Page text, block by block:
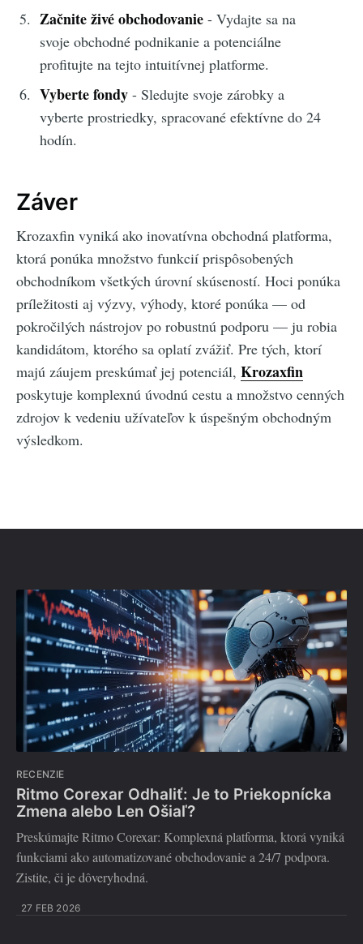
Začnite živé obchodovanie- Vydajte sa na
svoje obchodné podnikanie a potenciálne
profitujte na tejto intuitívnej platforme.
Vyberte fondy- Sledujte svoje zárobky a
vyberte prostriedky, spracované efektívne do 24
hodín.
Záver
Krozaxfin vyniká ako inovatívna obchodná platforma,
ktorá ponúka množstvo funkcií prispôsobených
obchodníkom všetkých úrovní skúseností. Hoci ponúka
príležitosti aj výzvy, výhody, ktoré ponúka — od
pokročilých nástrojov po robustnú podporu — ju robia
kandidátom, ktorého sa oplatí zvážiť. Pre tých, ktorí
majú záujem preskúmať jej potenciál, Krozaxfin
poskytuje komplexnú úvodnú cestu a množstvo cenných
zdrojov k vedeniu užívateľov k úspešným obchodným
výsledkom.
RECENZIE
Ritmo Corexar Odhaliť: Je to Priekopnícka
Zmena alebo Len Ošiaľ?
Preskúmajte Ritmo Corexar: Komplexná platforma, ktorá vyniká
funkciami ako automatizované obchodovanie a 24/7 podpora.
Zistite, či je dôveryhodná.
27 FEB 2026